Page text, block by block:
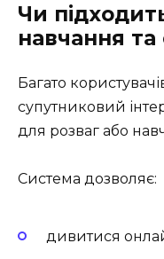
Чи
навчання та
Багато
супутниковий
для розваг або
Система дозволяє:
дивитися